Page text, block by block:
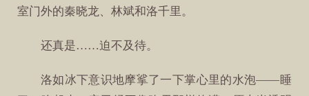
室门外的秦晓龙、林斌和洛千里。
还真是……迫不及待。
洛如冰下意识地摩挲了一下掌心里的水泡——睡